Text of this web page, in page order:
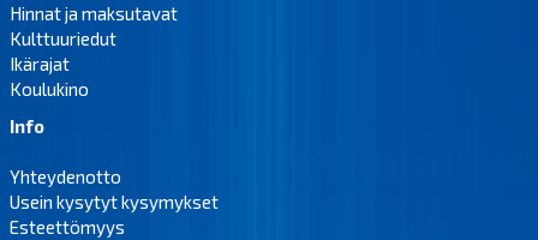
Hinnat ja maksutavat
Kulttuuriedut
Ikärajat
Koulukino
Info
Yhteydenotto
Usein kysytyt kysymykset
Esteettömyys